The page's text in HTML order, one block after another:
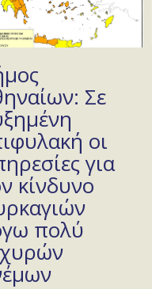
Σε
οι
για
κίνδυνο
πολύ